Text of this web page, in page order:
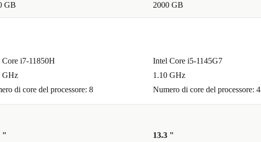
GB
2000 GB
Core i7-11850H
GHz
di core del processore: 8
Intel Core i5-1145G7
1.10 GHz
Numero di core del processore: 4
"
13.3 "